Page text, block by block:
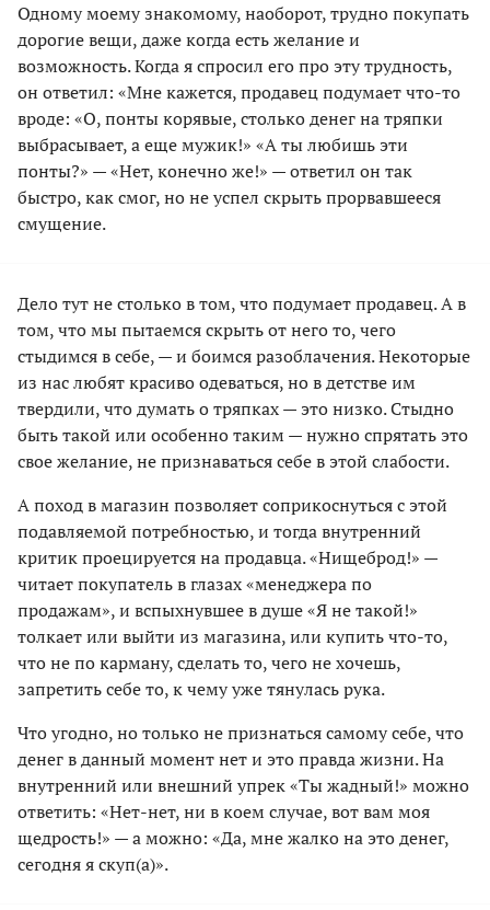
Одному моему знакомому, наоборот, трудно покупать
дорогие вещи, даже когда есть желание и
возможность. Когда я спросил его про эту трудность,
он ответил: «Мне кажется, продавец подумает что-то
вроде: «О, понты корявые, столько денег на тряпки
выбрасывает, а еще мужик!» «А ты любишь эти
понты?» — «Нет, конечно же!» — ответил он так
быстро, как смог, но не успел скрыть прорвавшееся
смущение.
Дело тут не столько в том, что подумает продавец. А в
том, что мы пытаемся скрыть от него то, чего
стыдимся в себе, — и боимся разоблачения. Некоторые
из нас любят красиво одеваться, но в детстве им
твердили, что думать о тряпках — это низко. Стыдно
быть такой или особенно таким — нужно спрятать это
свое желание, не признаваться себе в этой слабости.
А поход в магазин позволяет соприкоснуться с этой
подавляемой потребностью, и тогда внутренний
критик проецируется на продавца. «Нищеброд!» —
читает покупатель в глазах «менеджера по
продажам», и вспыхнувшее в душе «Я не такой!»
толкает или выйти из магазина, или купить что-то,
что не по карману, сделать то, чего не хочешь,
запретить себе то, к чему уже тянулась рука.
Что угодно, но только не признаться самому себе, что
денег в данный момент нет и это правда жизни. На
внутренний или внешний упрек «Ты жадный!» можно
ответить: «Нет-нет, ни в коем случае, вот вам моя
щедрость!» — а можно: «Да, мне жалко на это денег,
сегодня я скуп(а)».